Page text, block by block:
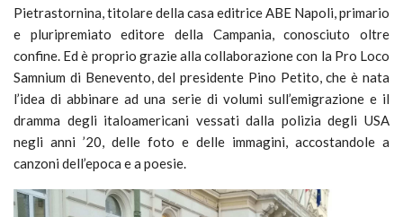
Pietrastornina, titolare della casa editrice ABE Napoli, primario
e pluripremiato editore della Campania, conosciuto oltre
confine. Ed è proprio grazie alla collaborazione con la Pro Loco
Samnium di Benevento, del presidente Pino Petito, che è nata
l’idea di abbinare ad una serie di volumi sull’emigrazione e il
dramma degli italoamericani vessati dalla polizia degli USA
negli anni ’20, delle foto e delle immagini, accostandole a
canzoni dell’epoca e a poesie.